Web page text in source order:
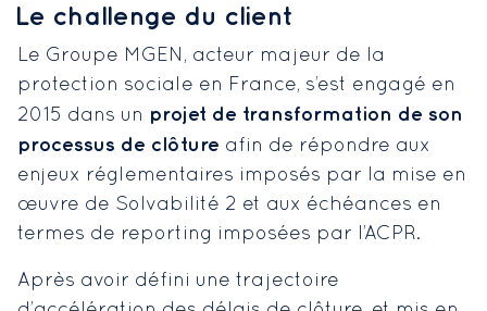
Le challenge du client
Le Groupe MGEN, acteur majeur de la
protection sociale en France, s’est engagé en
2015 dans un projet de transformation de son
processus de clôture afin de répondre aux
enjeux réglementaires imposés par la mise en
œuvre de Solvabilité 2 et aux échéances en
termes de reporting imposées par l’ACPR.
Après avoir défini une trajectoire